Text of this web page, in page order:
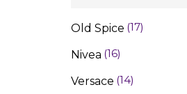
Old Spice 17
Nivea 16
Versace 14